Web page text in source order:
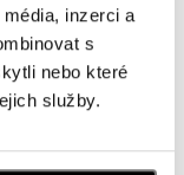
inzerci a
s
nebo které
služby.